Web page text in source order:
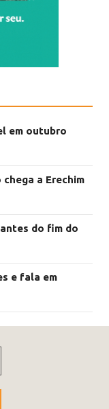
em outubro
a Erechim
do fim do
e fala em